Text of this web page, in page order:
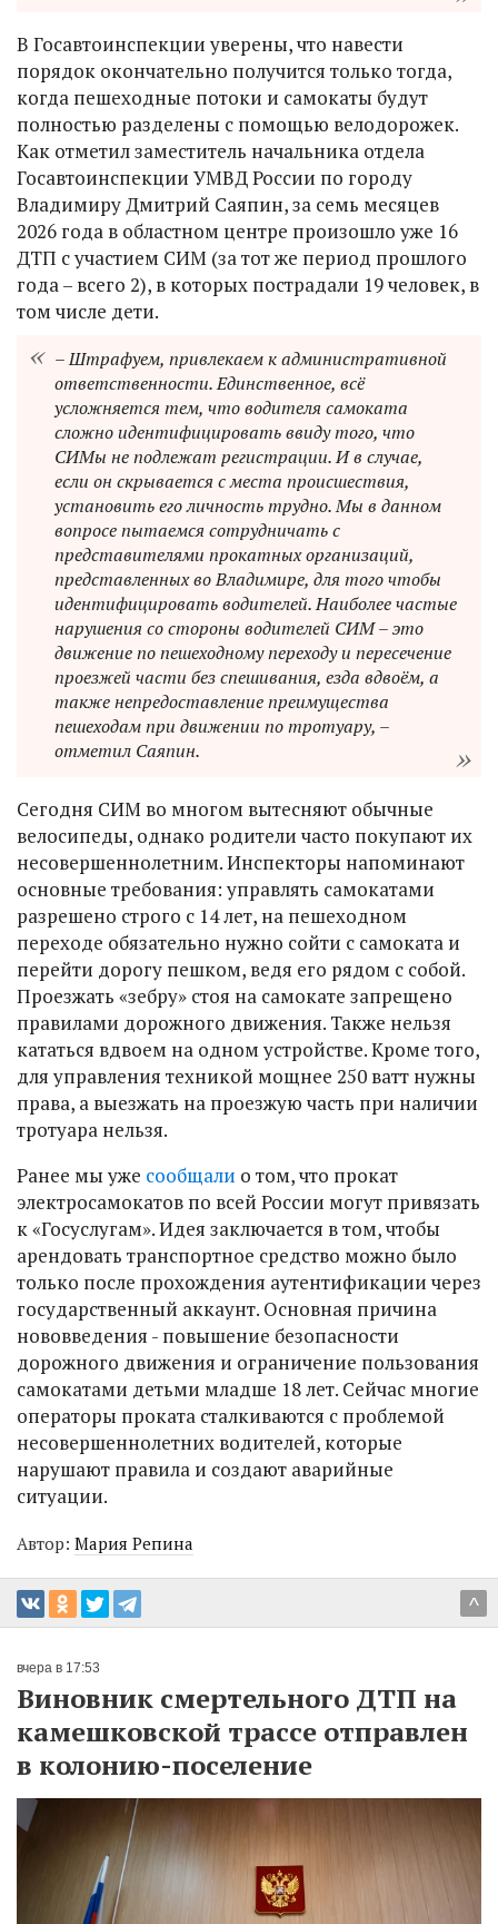
В Госавтоинспекции уверены, что навести
порядок окончательно получится только тогда,
когда пешеходные потоки и самокаты будут
полностью разделены с помощью велодорожек.
Как отметил заместитель начальника отдела
Госавтоинспекции УМВД России по городу
Владимиру Дмитрий Саяпин, за семь месяцев
2026 года в областном центре произошло уже 16
ДТП с участием СИМ (за тот же период прошлого
года – всего 2), в которых пострадали 19 человек, в
том числе дети.
– Штрафуем, привлекаем к административной
ответственности. Единственное, всё
усложняется тем, что водителя самоката
сложно идентифицировать ввиду того, что
СИМы не подлежат регистрации. И в случае,
если он скрывается с места происшествия,
установить его личность трудно. Мы в данном
вопросе пытаемся сотрудничать с
представителями прокатных организаций,
представленных во Владимире, для того чтобы
идентифицировать водителей. Наиболее частые
нарушения со стороны водителей СИМ – это
движение по пешеходному переходу и пересечение
проезжей части без спешивания, езда вдвоём, а
также непредоставление преимущества
пешеходам при движении по тротуару, –
отметил Саяпин.
Сегодня СИМ во многом вытесняют обычные
велосипеды, однако родители часто покупают их
несовершеннолетним. Инспекторы напоминают
основные требования: управлять самокатами
разрешено строго с 14 лет, на пешеходном
переходе обязательно нужно сойти с самоката и
перейти дорогу пешком, ведя его рядом с собой.
Проезжать «зебру» стоя на самокате запрещено
правилами дорожного движения. Также нельзя
кататься вдвоем на одном устройстве. Кроме того,
для управления техникой мощнее 250 ватт нужны
права, а выезжать на проезжую часть при наличии
тротуара нельзя.
Ранее мы уже сообщали о том, что прокат
электросамокатов по всей России могут привязать
к «Госуслугам». Идея заключается в том, чтобы
арендовать транспортное средство можно было
только после прохождения аутентификации через
государственный аккаунт. Основная причина
нововведения - повышение безопасности
дорожного движения и ограничение пользования
самокатами детьми младше 18 лет. Сейчас многие
операторы проката сталкиваются с проблемой
несовершеннолетних водителей, которые
нарушают правила и создают аварийные
ситуации.
Автор: Мария Репина
^
вчера в 17:53
Виновник смертельного ДТП на
камешковской трассе отправлен
в колонию-поселение